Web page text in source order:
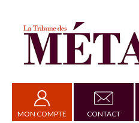
MON COMPTE CONTACT